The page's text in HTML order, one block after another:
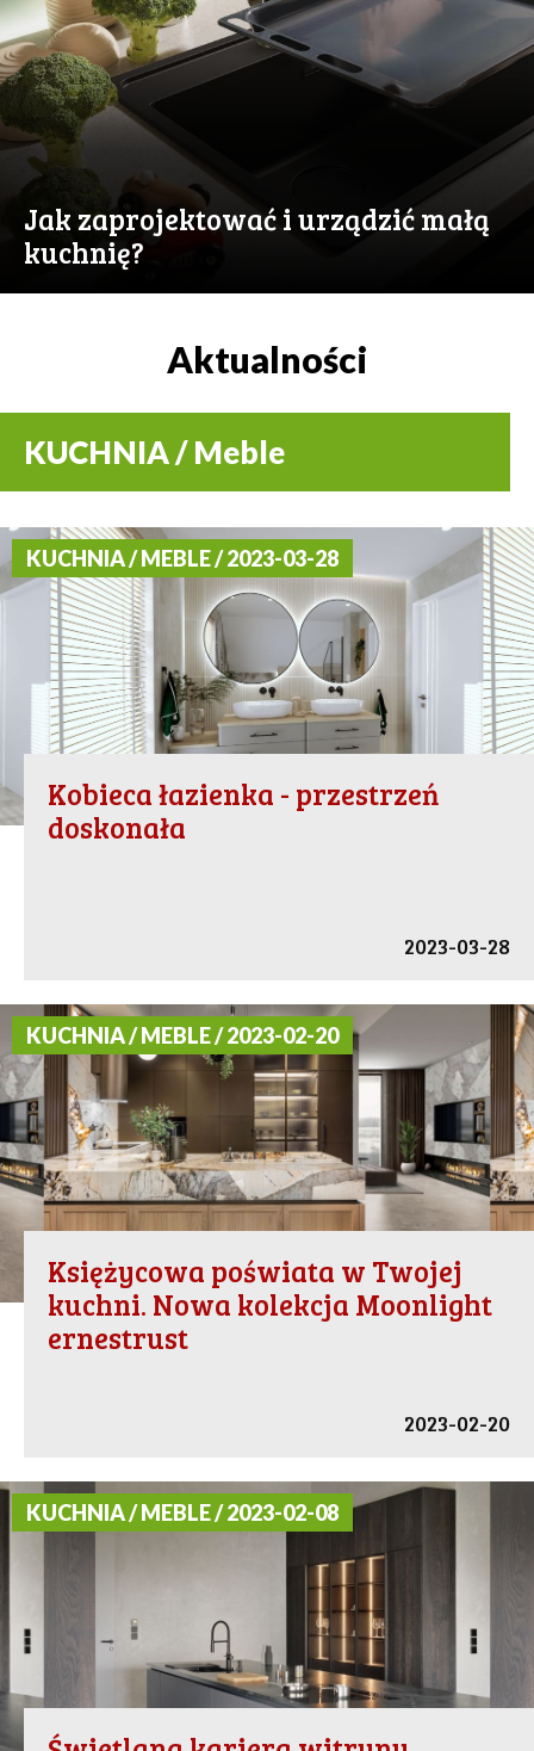
Jak zaprojektować i urządzić małą
kuchnię?
Aktualności
KUCHNIA / Meble
KUCHNIA / MEBLE / 2023-03-28
Kobieca łazienka - przestrzeń
doskonała
2023-03-28
KUCHNIA / MEBLE / 2023-02-20
Księżycowa poświata w Twojej
kuchni. Nowa kolekcja Moonlight
ernestrust
2023-02-20
KUCHNIA / MEBLE / 2023-02-08